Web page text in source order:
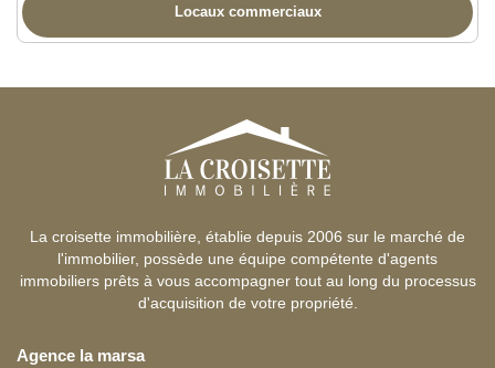
Locaux commerciaux
La croisette immobilière, établie depuis 2006 sur le marché de
l'immobilier, possède une équipe compétente d'agents
immobiliers prêts à vous accompagner tout au long du processus
d'acquisition de votre propriété.
Agence la marsa